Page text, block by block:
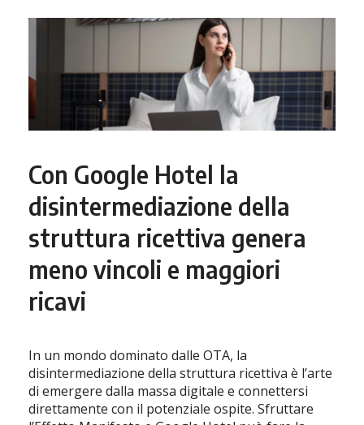
Con Google Hotel la
disintermediazione della
struttura ricettiva genera
meno vincoli e maggiori
ricavi
In un mondo dominato dalle OTA, la
disintermediazione della struttura ricettiva è l’arte
di emergere dalla massa digitale e connettersi
direttamente con il potenziale ospite. Sfruttare